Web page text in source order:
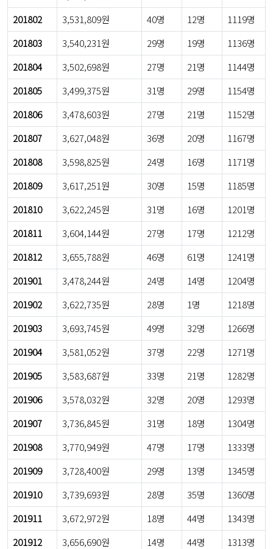
201802
3,531,809원 40명 12명
1119명
201803
3,540,231원 29명 19명
1136명
201804
3,502,698원 27명 21명
1144명
201805
3,499,375원 31명 29명
1154명
201806
3,478,603원 27명 21명
1152명
201807
3,627,048원 36명 20명
1167명
201808
3,598,825원 24명 16명
1171명
201809
3,617,251원 30명 15명
1185명
201810
3,622,245원 31명 16명
1201명
201811
3,604,144원 27명 17명
1212명
201812
3,655,788원 46명 61명
1241명
201901
3,478,244원 24명 14명
1204명
201902
3,622,735원 28명 1명
1218명
201903
3,693,745원 49명 32명
1266명
201904
3,581,052원 37명 22명
1271명
201905
3,583,687원 33명 21명
1282명
201906
3,578,032원 32명 20명
1293명
201907
3,736,845원 31명 18명
1304명
201908
3,770,949원 47명 17명
1333명
201909
3,728,400원 29명 13명
1345명
201910
3,739,693원 28명 35명
1360명
201911
3,672,972원 18명 44명
1343명
201912
3,656,690원 14명 44명
1313명